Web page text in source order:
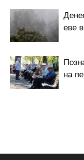
еве
на